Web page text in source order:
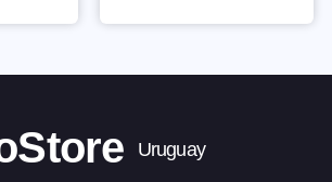
Uruguay